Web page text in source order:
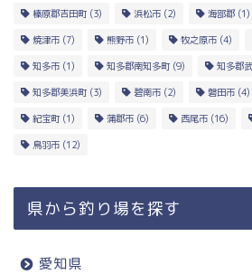
榛原郡吉田町 (3) 浜松市 (2) 海部郡 (1)
焼津市 (7) 熊野市 (1) 牧之原市 (4)
知多市 (1) 知多郡南知多町 (9) 知多郡
知多郡美浜町 (3) 碧南市 (2) 磐田市 (4)
紀宝町 (1) 蒲郡市 (6) 西尾市 (16)
鳥羽市 (12)
県から釣り場を探す
愛知県